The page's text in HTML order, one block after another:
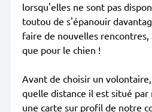
lorsqu'elles ne sont pas
toutou de s'épanouir
faire de nouvelles rencontres,
que pour le chien !
Avant de choisir un
quelle distance il est situé par
une carte sur profil de notre